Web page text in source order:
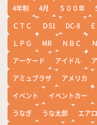
4年制
4月 ５００年
ＣＴＣ
Ｄ51 DC-8
ＬＰＧ
MR ＮＢＣ
アーケード
アイドル
アミュプラザ
アメリカ
イベント
イベントカー
うなぎ
うな太郎 エア